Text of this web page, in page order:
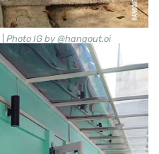
Photo IG by @hangout.oi